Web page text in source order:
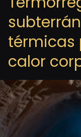
térmicas
calor